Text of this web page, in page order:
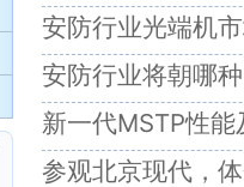
安防行业光端机
安防行业将朝哪
新一代MSTP性
参观北京现代，